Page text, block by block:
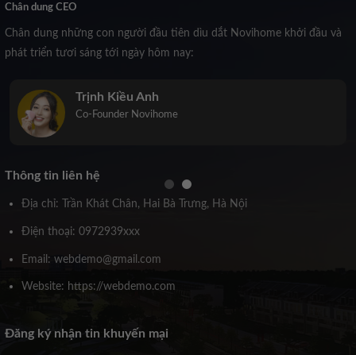
Chân dung CEO
Chân dung những con người đầu tiên dìu dắt Novihome khởi đầu và
phát triển tươi sáng tới ngày hôm nay:
Trịnh Kiều Anh
Co-Founder Novihome
Thông tin liên hệ
Địa chỉ: Trần Khát Chân, Hai Bà Trưng, Hà Nội
Điện thoại: 0972939xxx
Email: webdemo@gmail.com
Website: https://webdemo.com
Đăng ký nhận tin khuyến mại